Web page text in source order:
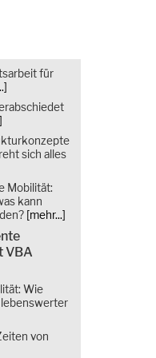
für
sich alles
Mobilität:
kann
[mehr...]
VBA
Wie
von